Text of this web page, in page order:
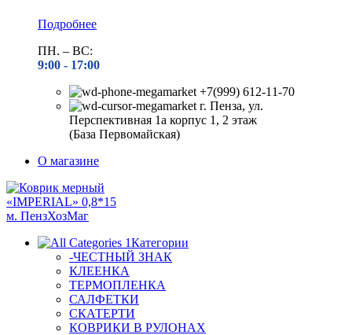
Подробнее
ПН. – ВС:
9:00 - 17:00
+7(999) 612-11-70
г. Пенза, ул.
Перспективная 1а корпус 1, 2 этаж
(База Первомайская)
О магазине
Категории
-ЧЕСТНЫЙ ЗНАК
КЛЕЕНКА
ТЕРМОПЛЕНКА
САЛФЕТКИ
СКАТЕРТИ
КОВРИКИ В РУЛОНАХ